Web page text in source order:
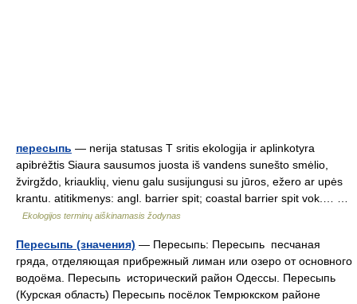
пересыпь — nerija statusas T sritis ekologija ir aplinkotyra
apibrėžtis Siaura sausumos juosta iš vandens sunešto smėlio,
žvirgždo, kriauklių, vienu galu susijungusi su jūros, ežero ar upės
krantu. atitikmenys: angl. barrier spit; coastal barrier spit vok.… …
Ekologijos terminų aiškinamasis žodynas
Пересыпь (значения) — Пересыпь: Пересыпь песчаная
гряда, отделяющая прибрежный лиман или озеро от основного
водоёма. Пересыпь исторический район Одессы. Пересыпь
(Курская область) Пересыпь посёлок Темрюкском районе